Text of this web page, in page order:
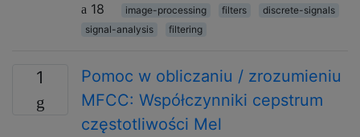
18
image-processing filters
discrete-signals
signal-analysis
filtering
1
Pomoc w obliczaniu / zrozumieniu
MFCC: Współczynniki cepstrum
częstotliwości Mel